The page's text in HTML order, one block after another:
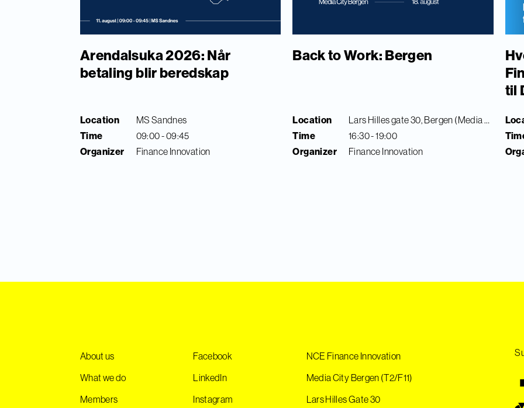
Arendalsuka 2026: Når
betaling blir beredskap
Location
Time
Organizer
MS Sandnes
09:00 - 09:45
Finance Innovation
Back to Work: Bergen
Location
Time
Organizer
Lars Hilles gate 30, Bergen (Media City Bergen)
16:30 - 19:00
Finance Innovation
til
About us
What we do
Members
Facebook
LinkedIn
Instagram
NCE Finance Innovation
Media City Bergen (T2/F11)
Lars Hilles Gate 30